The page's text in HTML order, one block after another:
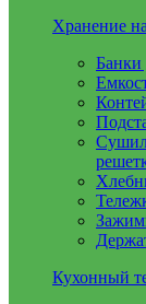
Хранение
Банки
Кухонный